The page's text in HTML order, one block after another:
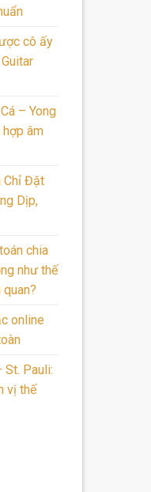
cô ấy
– Yong
âm
Chỉ Đặt
Dịp,
chia
như thế
online
Pauli:
vị thế